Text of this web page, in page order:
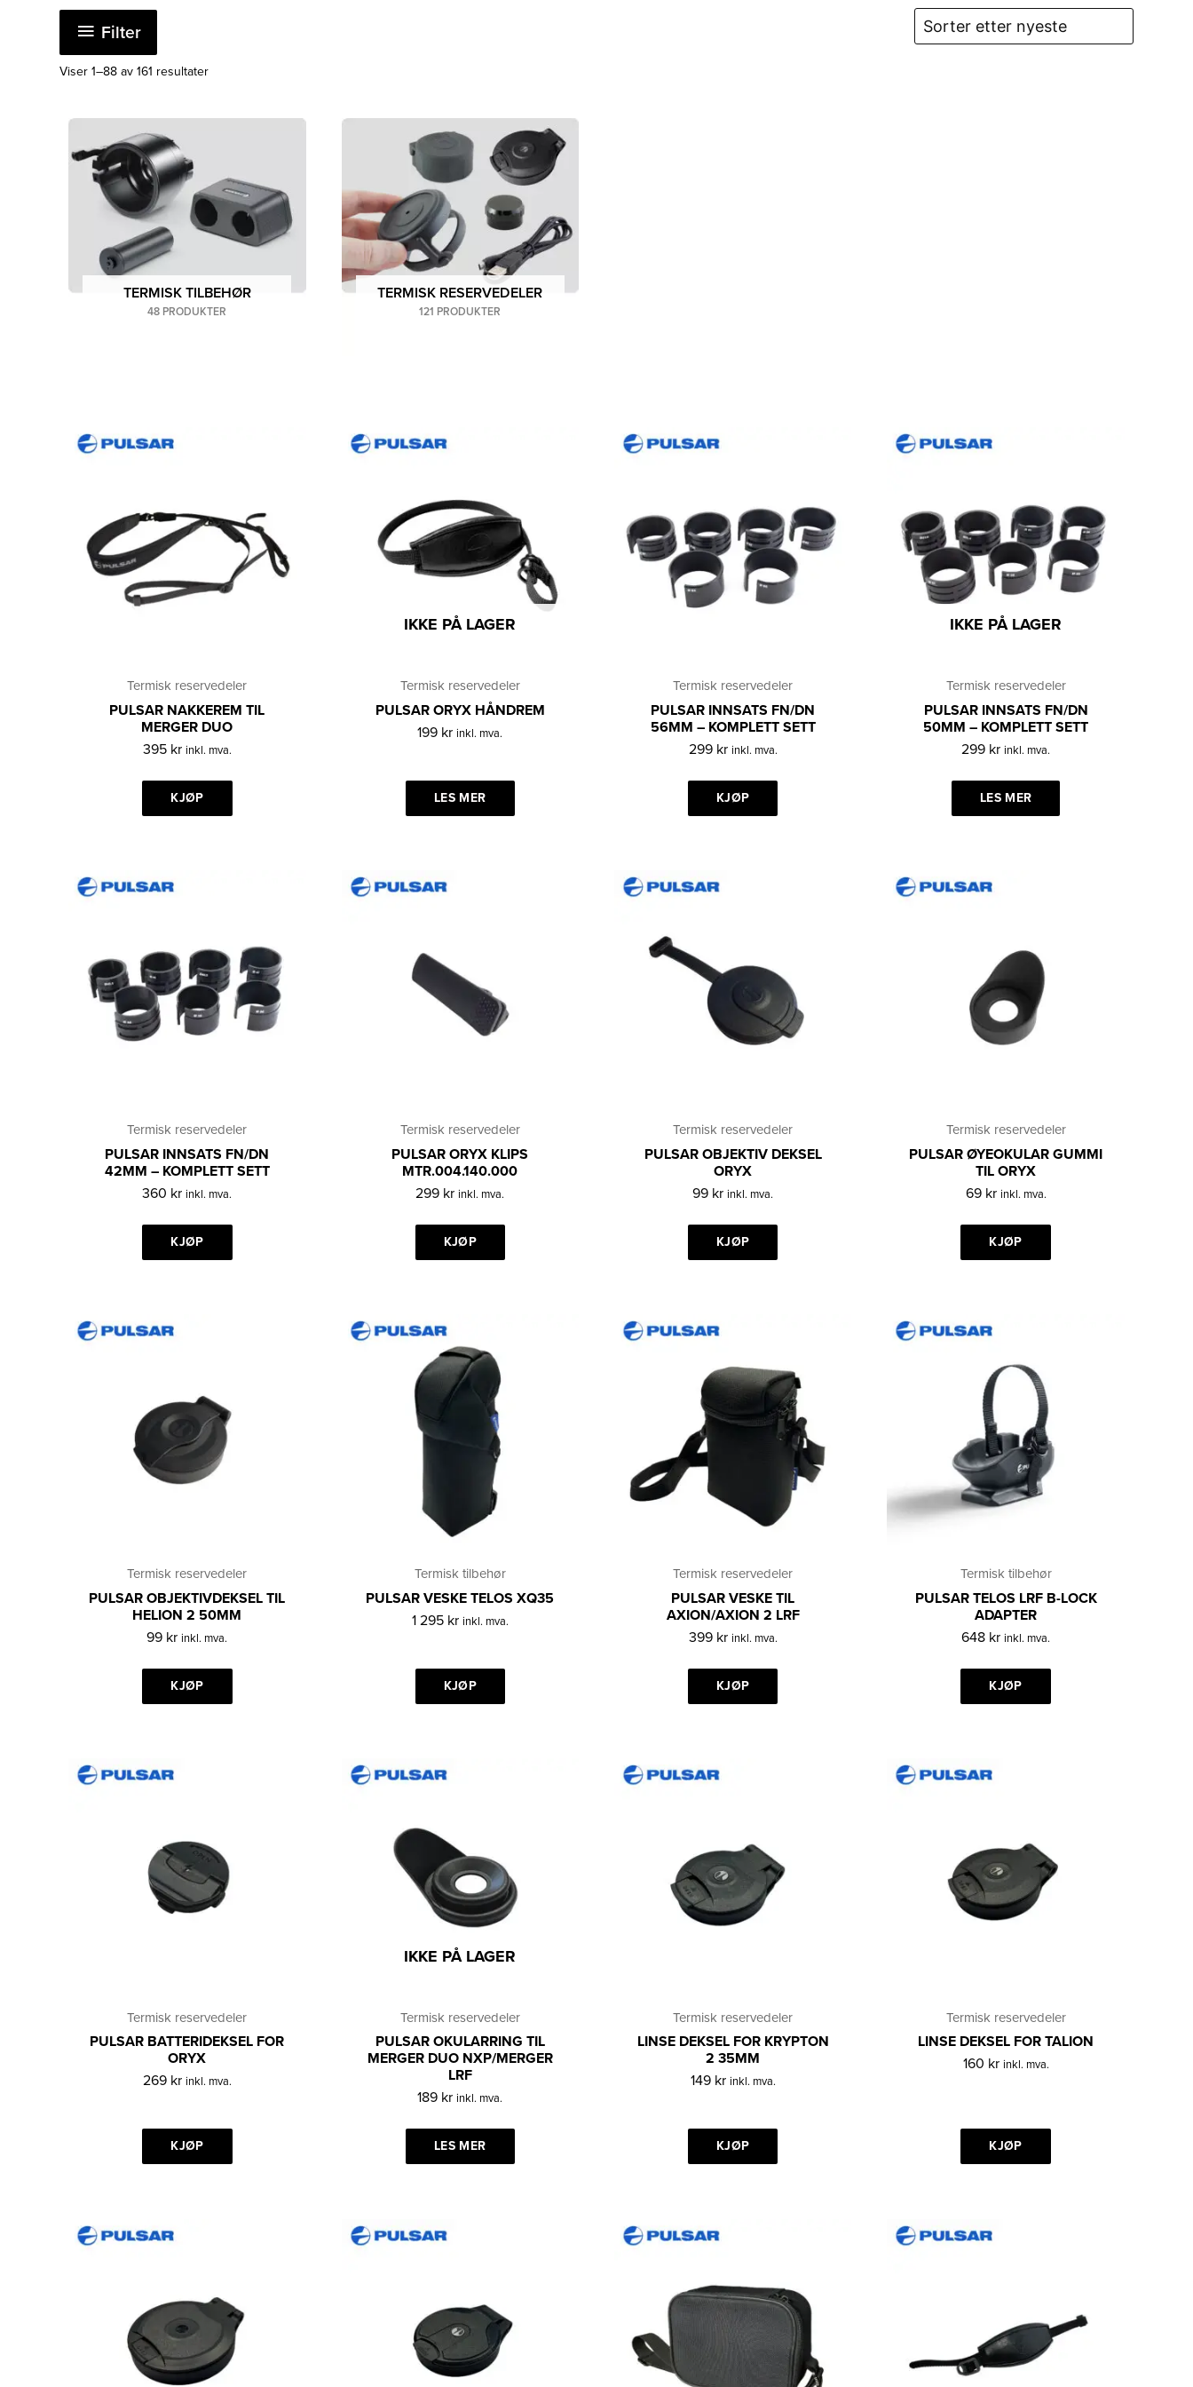
Vårt tilbehør og reservedeler finner du også hos våre
Viser 1–88 av 161 resultaterSortert
Filter
TERMISK TILBEHØR
48 PRODUKTER
TERMISK RESERVEDELER
121 PRODUKTER
Termisk reservedeler
PULSAR NAKKEREM TIL
MERGER DUO
395 kr inkl. mva.
KJØP
IKKE PÅ LAGER
Termisk reservedeler
PULSAR ORYX HÅNDREM
199 kr inkl. mva.
LES MER
Termisk reservedeler
PULSAR INNSATS FN/DN
56MM – KOMPLETT SETT
299 kr inkl. mva.
KJØP
IKKE PÅ LAGER
Termisk reservedeler
PULSAR INNSATS FN/DN
50MM – KOMPLETT SETT
299 kr inkl. mva.
LES MER
Termisk reservedeler
PULSAR INNSATS FN/DN
42MM – KOMPLETT SETT
360 kr inkl. mva.
KJØP
Termisk reservedeler
PULSAR ORYX KLIPS
MTR.004.140.000
299 kr inkl. mva.
KJØP
Termisk reservedeler
PULSAR OBJEKTIV DEKSEL
ORYX
99 kr inkl. mva.
KJØP
Termisk reservedeler
PULSAR ØYEOKULAR GUMMI
TIL ORYX
69 kr inkl. mva.
KJØP
Termisk reservedeler
PULSAR OBJEKTIVDEKSEL TIL
HELION 2 50MM
99 kr inkl. mva.
KJØP
Termisk tilbehør
PULSAR VESKE TELOS XQ35
1 295 kr inkl. mva.
KJØP
Termisk reservedeler
PULSAR VESKE TIL
AXION/AXION 2 LRF
399 kr inkl. mva.
KJØP
Termisk tilbehør
PULSAR TELOS LRF B-LOCK
ADAPTER
648 kr inkl. mva.
KJØP
Termisk reservedeler
PULSAR BATTERIDEKSEL FOR
ORYX
269 kr inkl. mva.
KJØP
IKKE PÅ LAGER
Termisk reservedeler
PULSAR OKULARRING TIL
MERGER DUO NXP/MERGER
LRF
189 kr inkl. mva.
LES MER
Termisk reservedeler
LINSE DEKSEL FOR KRYPTON
2 35MM
149 kr inkl. mva.
KJØP
Termisk reservedeler
LINSE DEKSEL FOR TALION
160 kr inkl. mva.
KJØP